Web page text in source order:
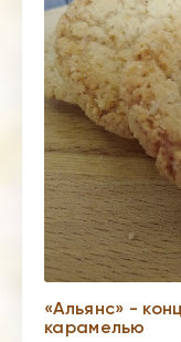
«Альянс» -
карамелью